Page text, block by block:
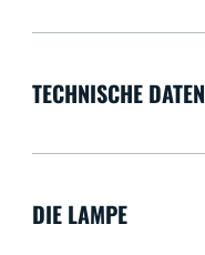
TECHNISCHE DATEN
DIE LAMPE